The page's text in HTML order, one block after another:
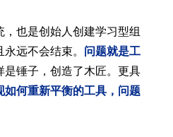
也是创始人创建学习型组
远不会结束。 问题就是工
锤子，创造了木匠。更具
如何重新平衡的工具，问题